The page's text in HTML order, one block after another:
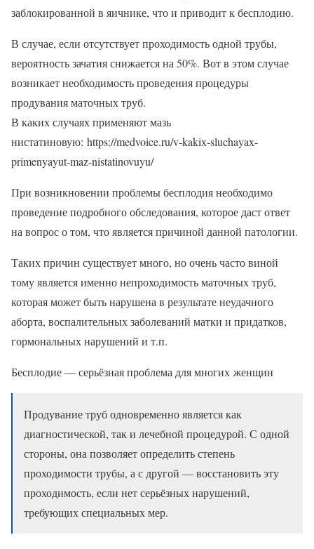
заблокированной в яичнике, что и приводит к бесплодию.
В случае, если отсутствует проходимость одной трубы,
вероятность зачатия снижается на 50%. Вот в этом случае
возникает необходимость проведения процедуры
продувания маточных труб.
В каких случаях применяют мазь
нистатиновую: https://medvoice.ru/v-kakix-sluchayax-
primenyayut-maz-nistatinovuyu/
При возникновении проблемы бесплодия необходимо
проведение подробного обследования, которое даст ответ
на вопрос о том, что является причиной данной патологии.
Таких причин существует много, но очень часто виной
тому является именно непроходимость маточных труб,
которая может быть нарушена в результате неудачного
аборта, воспалительных заболеваний матки и придатков,
гормональных нарушений и т.п.
Бесплодие — серьёзная проблема для многих женщин
Продувание труб одновременно является как
диагностической, так и лечебной процедурой. С одной
стороны, она позволяет определить степень
проходимости трубы, а с другой — восстановить эту
проходимость, если нет серьёзных нарушений,
требующих специальных мер.